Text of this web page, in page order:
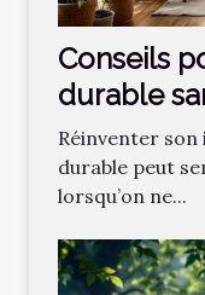
Conseils
durable
Réinventer
durable peut
lorsqu’on ne...